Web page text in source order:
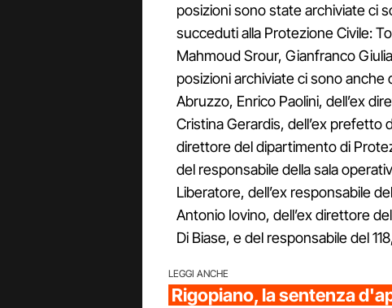
posizioni sono state archiviate ci
succeduti alla Protezione Civile:
Mahmoud Srour, Gianfranco
posizioni archiviate ci sono
Abruzzo, Enrico Paolini, dell’ex
Cristina Gerardis, dell’ex prefetto
direttore del dipartimento di
del responsabile della sala
Liberatore, dell’ex responsabile
Antonio Iovino, dell’ex direttore
Di Biase, e del responsabile del
LEGGI ANCHE
Rigopiano, la sentenza